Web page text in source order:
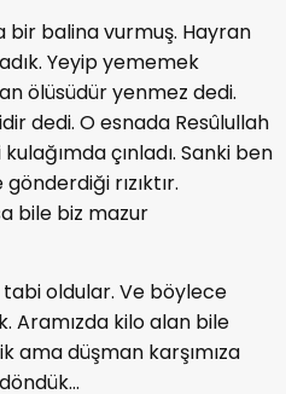
bir balina vurmuş. Hayran
Yeyip yememek
ölüsüdür yenmez dedi.
dedi. O esnada Resûlullah
çınladı. Sanki ben
rızıktır.
bile biz mazur
oldular. Ve böylece
Aramızda kilo alan bile
ama düşman karşımıza